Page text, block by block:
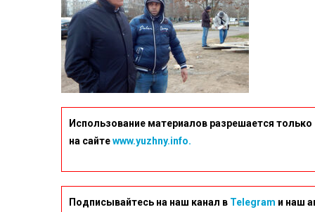
Использование материалов разрешается
на сайтеwww.yuzhny.info.
Подписывайтесь на наш канал в Telegram и наш